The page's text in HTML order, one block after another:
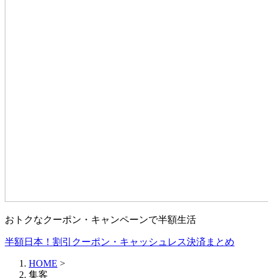
おトクなクーポン・キャンペーンで半額生活
半額日本！割引クーポン・キャッシュレス決済まとめ
HOME >
集客